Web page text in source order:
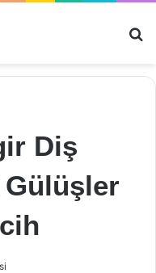
Diş
Gülüşler